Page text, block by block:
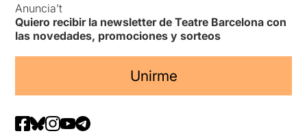
Anuncia’t
Quiero recibir la newsletter de Teatre Barcelona con
las novedades, promociones y sorteos
Unirme